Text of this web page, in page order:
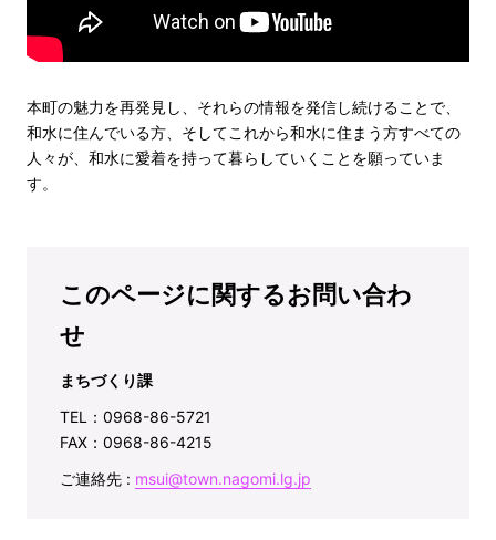
本町の魅力を再発見し、それらの情報を発信し続けることで、
和水に住んでいる方、そしてこれから和水に住まう方すべての
人々が、和水に愛着を持って暮らしていくことを願っていま
す。
このページに関するお問い合わ
せ
まちづくり課
TEL：0968-86-5721
FAX：0968-86-4215
ご連絡先 : msui@town.nagomi.lg.jp